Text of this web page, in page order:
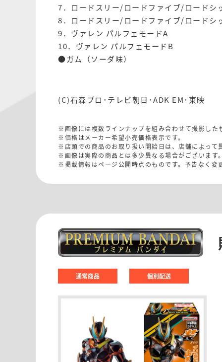
7．ロードスリー/ロードファイブ/ロードシ
8．ロードスリー/ロードファイブ/ロードシ
9．ヴァレン パルフェモードA
10．ヴァレン パルフェモードB
●ガム（ソーダ味）
(C)石森プロ･テレビ朝日･ADK EM･東映
※画像には複数ラインナップを組み合わせて撮影した
※価格はメーカー希望小売価格表示です。
※店頭での商品のお取り扱い開始日は、店舗によって
※画像は実際の商品とは多少異なる場合がございます。
※掲載情報はページ公開時点のものです。予告なく変
通常商品 個別配送